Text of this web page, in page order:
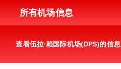
所有机场信息
查看伍拉·赖国际机场(DPS)的信